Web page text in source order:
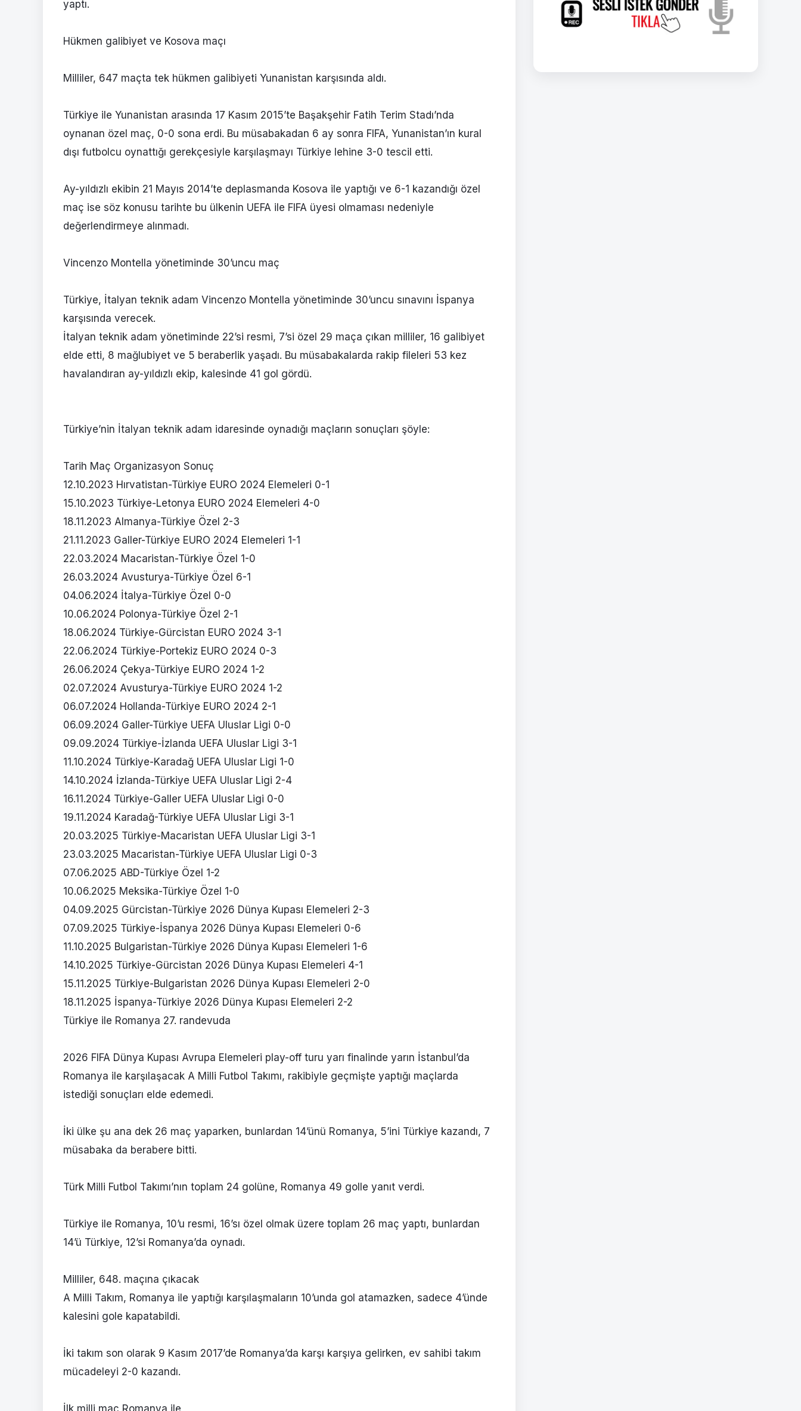
yaptı.​​​
Hükmen galibiyet ve Kosova maçı
Milliler, 647 maçta tek hükmen galibiyeti Yunanistan karşısında aldı.
Türkiye ile Yunanistan arasında 17 Kasım 2015’te Başakşehir Fatih Terim Stadı’nda
oynanan özel maç, 0-0 sona erdi. Bu müsabakadan 6 ay sonra FIFA, Yunanistan’ın kural
dışı futbolcu oynattığı gerekçesiyle karşılaşmayı Türkiye lehine 3-0 tescil etti.
Ay-yıldızlı ekibin 21 Mayıs 2014’te deplasmanda Kosova ile yaptığı ve 6-1 kazandığı özel
maç ise söz konusu tarihte bu ülkenin UEFA ile FIFA üyesi olmaması nedeniyle
değerlendirmeye alınmadı.
Vincenzo Montella yönetiminde 30’uncu maç​​​​​​​
Türkiye, İtalyan teknik adam Vincenzo Montella yönetiminde 30’uncu sınavını İspanya
karşısında verecek.
İtalyan teknik adam yönetiminde 22’si resmi, 7’si özel 29 maça çıkan milliler, 16 galibiyet
elde etti, 8 mağlubiyet ve 5 beraberlik yaşadı. Bu müsabakalarda rakip fileleri 53 kez
havalandıran ay-yıldızlı ekip, kalesinde 41 gol gördü.
Türkiye’nin İtalyan teknik adam idaresinde oynadığı maçların sonuçları şöyle:
Tarih Maç Organizasyon Sonuç
12.10.2023 Hırvatistan-Türkiye EURO 2024 Elemeleri 0-1
15.10.2023 Türkiye-Letonya EURO 2024 Elemeleri 4-0
18.11.2023 Almanya-Türkiye Özel 2-3
21.11.2023 Galler-Türkiye EURO 2024 Elemeleri 1-1
22.03.2024 Macaristan-Türkiye Özel 1-0
26.03.2024 Avusturya-Türkiye Özel 6-1
04.06.2024 İtalya-Türkiye Özel 0-0
10.06.2024 Polonya-Türkiye Özel 2-1
18.06.2024 Türkiye-Gürcistan EURO 2024 3-1
22.06.2024 Türkiye-Portekiz EURO 2024 0-3
26.06.2024 Çekya-Türkiye EURO 2024 1-2
02.07.2024 Avusturya-Türkiye EURO 2024 1-2
06.07.2024 Hollanda-Türkiye EURO 2024 2-1
06.09.2024 Galler-Türkiye UEFA Uluslar Ligi 0-0
09.09.2024 Türkiye-İzlanda UEFA Uluslar Ligi 3-1
11.10.2024 Türkiye-Karadağ UEFA Uluslar Ligi 1-0
14.10.2024 İzlanda-Türkiye UEFA Uluslar Ligi 2-4
16.11.2024 Türkiye-Galler UEFA Uluslar Ligi 0-0
19.11.2024 Karadağ-Türkiye UEFA Uluslar Ligi 3-1
20.03.2025 Türkiye-Macaristan UEFA Uluslar Ligi 3-1
23.03.2025 Macaristan-Türkiye UEFA Uluslar Ligi 0-3
07.06.2025 ABD-Türkiye Özel 1-2
10.06.2025 Meksika-Türkiye Özel 1-0
04.09.2025 Gürcistan-Türkiye 2026 Dünya Kupası Elemeleri 2-3
07.09.2025 Türkiye-İspanya 2026 Dünya Kupası Elemeleri 0-6
11.10.2025 Bulgaristan-Türkiye 2026 Dünya Kupası Elemeleri 1-6
14.10.2025 Türkiye-Gürcistan 2026 Dünya Kupası Elemeleri 4-1
15.11.2025 Türkiye-Bulgaristan 2026 Dünya Kupası Elemeleri 2-0
18.11.2025 İspanya-Türkiye 2026 Dünya Kupası Elemeleri 2-2
Türkiye ile Romanya 27. randevuda
2026 FIFA Dünya Kupası Avrupa Elemeleri play-off turu yarı finalinde yarın İstanbul’da
Romanya ile karşılaşacak A Milli Futbol Takımı, rakibiyle geçmişte yaptığı maçlarda
istediği sonuçları elde edemedi.
İki ülke şu ana dek 26 maç yaparken, bunlardan 14’ünü Romanya, 5’ini Türkiye kazandı, 7
müsabaka da berabere bitti.
Türk Milli Futbol Takımı’nın toplam 24 golüne, Romanya 49 golle yanıt verdi.
Türkiye ile Romanya, 10’u resmi, 16’sı özel olmak üzere toplam 26 maç yaptı, bunlardan
14’ü Türkiye, 12’si Romanya’da oynadı.
Milliler, 648. maçına çıkacak
A Milli Takım, Romanya ile yaptığı karşılaşmaların 10’unda gol atamazken, sadece 4’ünde
kalesini gole kapatabildi.
İki takım son olarak 9 Kasım 2017’de Romanya’da karşı karşıya gelirken, ev sahibi takım
mücadeleyi 2-0 kazandı.
İlk milli maç Romanya ile